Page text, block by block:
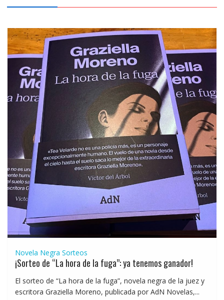
Novela Negra Sorteos
¡Sorteo de “La hora de la fuga”: ya tenemos ganador!
El sorteo de “La hora de la fuga”, novela negra de la juez y
escritora Graziella Moreno, publicada por AdN Novelas,...